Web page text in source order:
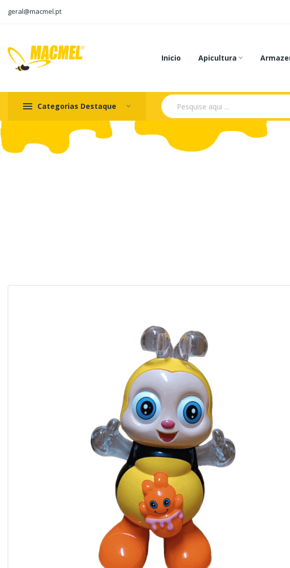
geral@macmel.pt
Inicio Apicultura
Categorias Destaque